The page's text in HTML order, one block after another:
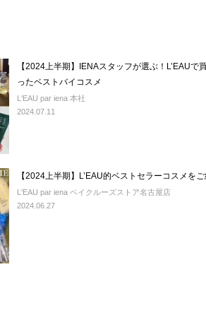
【2024上半期】IENAスタッフが選ぶ！L’EAUで
ったベストバイコスメ
L'EAU par iena 本社
2024.07.11
【2024上半期】L’EAU的ベストセラーコスメをご
L'EAU par iena ベイクルーズストア名古屋店
2024.06.27